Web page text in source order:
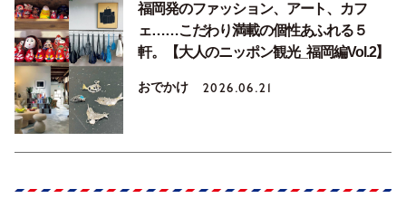
福岡発のファッション、アート、カフ
ェ……こだわり満載の個性あふれる５
軒。【大人のニッポン観光_福岡編Vol.2】
おでかけ 2026.06.21